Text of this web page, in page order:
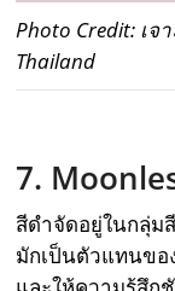
Photo Credit: เจ
Thailand
7.
สีดำจัดอยู่ในกลุ่ม
มักเป็นตัวแทนขอ